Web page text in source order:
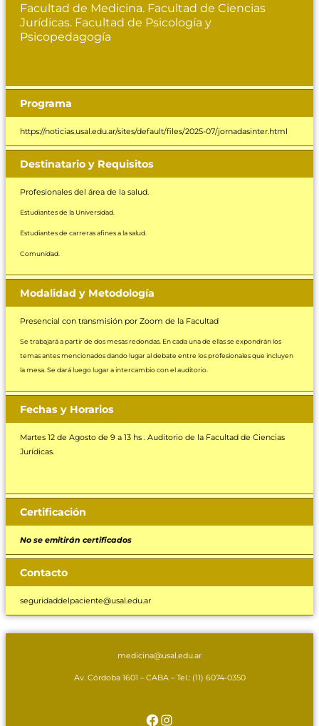
Facultad de Medicina. Facultad de Ciencias
Jurídicas. Facultad de Psicología y
Psicopedagogía
Programa
https://noticias.usal.edu.ar/sites/default/files/2025-07/jornadasinter.html
Destinatario y Requisitos
Profesionales del área de la salud.
Estudiantes de la Universidad.
Estudiantes de carreras afines a la salud.
Comunidad.
Modalidad y Metodología
Presencial con transmisión por Zoom de la Facultad
Se trabajará a partir de dos mesas redondas. En cada una de ellas se expondrán los
temas antes mencionados dando lugar al debate entre los profesionales que incluyen
la mesa. Se dará luego lugar a intercambio con el auditorio.
Fechas y Horarios
Martes 12 de Agosto de 9 a 13 hs . Auditorio de la Facultad de Ciencias
Jurídicas.
Certificación
No se emitirán certificados
Contacto
seguridaddelpaciente@usal.edu.ar
medicina@usal.edu.ar
Av. Córdoba 1601 – CABA –Tel.: (11) 6074-0350
Facebook
Instagram